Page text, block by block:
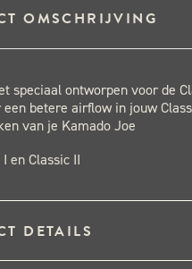
OMSCHRIJVING
speciaal ontworpen voor de
betere airflow in jouw
van je Kamado Joe
en Classic II
DETAILS